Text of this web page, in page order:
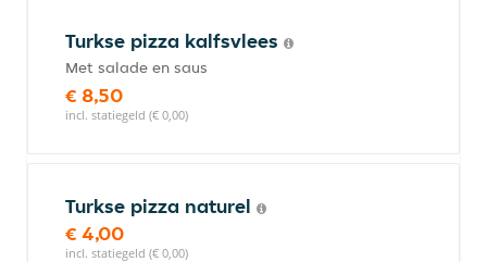
Turkse pizza kalfsvlees
Met salade en saus
€ 8,50
incl. statiegeld (€ 0,00)
Turkse pizza naturel
€ 4,00
incl. statiegeld (€ 0,00)